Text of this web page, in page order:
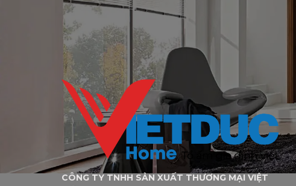
CÔNG TY TNHH SẢN XUẤT THƯƠNG MẠI VIỆT